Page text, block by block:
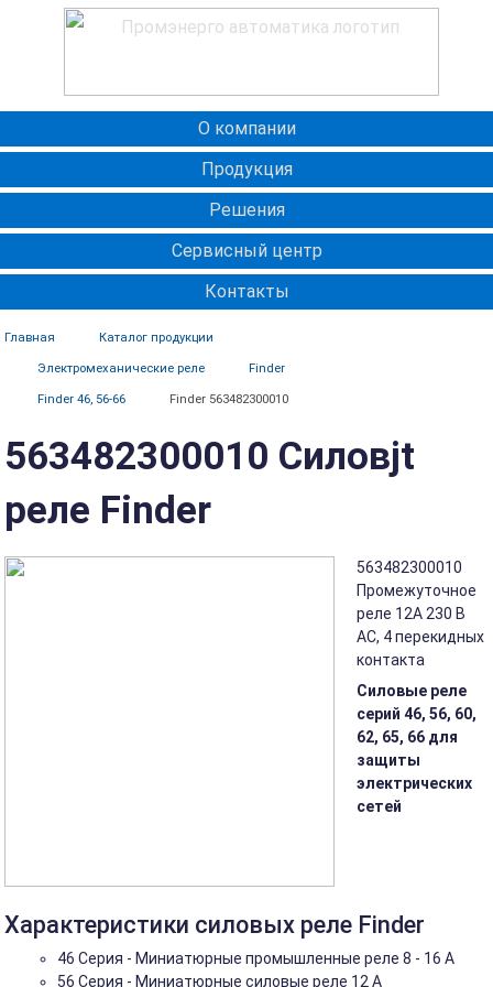
О компании
Продукция
Решения
Сервисный центр
Контакты
Главная Каталог продукции
Электромеханические реле Finder
Finder 46, 56-66 Finder 563482300010
563482300010 Силовjt
реле Finder
563482300010
Промежуточное
реле 12А 230 В
AC, 4 перекидных
контакта
Силовые реле
серий 46, 56, 60,
62, 65, 66 для
защиты
электрических
сетей
Характеристики силовых реле Finder
46 Серия - Миниатюрные промышленные реле 8 - 16 A
56 Серия - Миниатюрные силовые реле 12 A